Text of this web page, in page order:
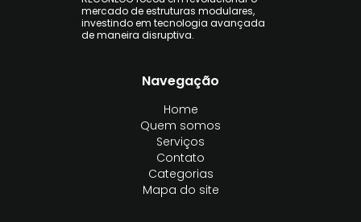
mercado de estruturas modulares,
investindo em tecnologia avançada
de maneira disruptiva.
Navegação
Home
Quem somos
Serviços
Contato
Categorias
Mapa do site